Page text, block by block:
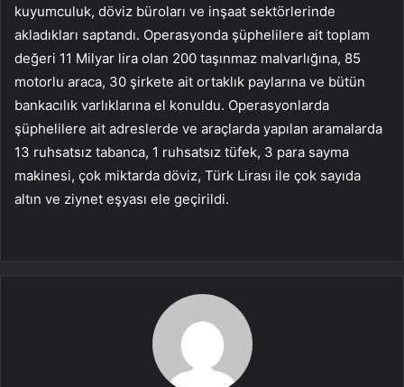
kuyumculuk, döviz büroları ve inşaat sektörlerinde
akladıkları saptandı. Operasyonda şüphelilere ait toplam
değeri 11 Milyar lira olan 200 taşınmaz malvarlığına, 85
motorlu araca, 30 şirkete ait ortaklık paylarına ve bütün
bankacılık varlıklarına el konuldu. Operasyonlarda
şüphelilere ait adreslerde ve araçlarda yapılan aramalarda
13 ruhsatsız tabanca, 1 ruhsatsız tüfek, 3 para sayma
makinesi, çok miktarda döviz, Türk Lirası ile çok sayıda
altın ve ziynet eşyası ele geçirildi.